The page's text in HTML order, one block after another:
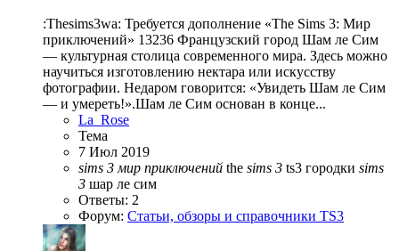
:Thesims3wa: Требуется дополнение «The Sims 3: Мир
приключений» 13236 Французский город Шам ле Сим
— культурная столица современного мира. Здесь можно
научиться изготовлению нектара или искусству
фотографии. Недаром говорится: «Увидеть Шам ле Сим
— и умереть!».Шам ле Сим основан в конце...
La_Rose
Тема
7 Июл 2019
sims 3 мир приключений the sims 3 ts3 городки sims
3 шар ле сим
Ответы: 2
Форум: Статьи, обзоры и справочники TS3